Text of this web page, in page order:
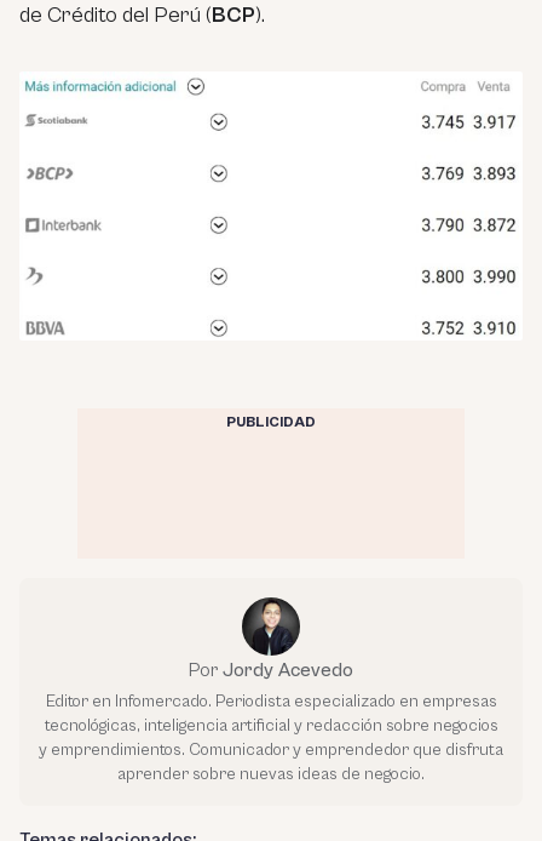
de Crédito del Perú (BCP).
PUBLICIDAD
Por Jordy Acevedo
Editor en Infomercado. Periodista especializado en empresas
tecnológicas, inteligencia artificial y redacción sobre negocios
y emprendimientos. Comunicador y emprendedor que disfruta
aprender sobre nuevas ideas de negocio.